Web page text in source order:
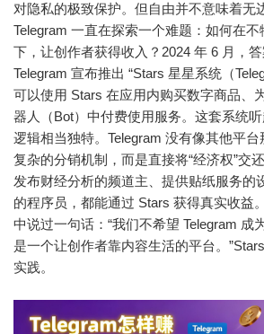
对隐私的极致保护。但自由并不意味着无
Telegram 一直在探索一个难题：如何在
下，让创作者获得收入？2024 年 6 月，答
Telegram 宣布推出 “Stars 星星系统（
可以使用 Stars 在应用内购买数字商品、
器人（Bot）中付费使用服务。这套系统
逻辑相当独特。Telegram 没有像其他平
复杂的分销机制，而是直接将“经济权”交
发布财经分析的频道主、提供贴纸服务的
的程序员，都能通过 Stars 获得真实收益
中说过一句话：“我们不希望 Telegram 成
是一个让创作者靠内容生活的平台。
实践。